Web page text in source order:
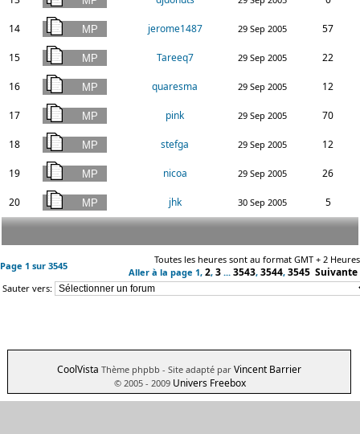
14 jerome1487 29 Sep 2005 57
15 Tareeq7 29 Sep 2005 22
16 quaresma 29 Sep 2005 12
17 pink 29 Sep 2005 70
18 stefga 29 Sep 2005 12
19 nicoa 29 Sep 2005 26
20 jhk 30 Sep 2005 5
Page 1 sur 3545
Toutes les heures sont au format GMT + 2 Heures
Aller à la page 1, 2, 3 ... 3543, 3544, 3545 Suivante
Sauter vers:
CoolVista Thème phpbb - Site adapté par Vincent Barrier
© 2005 - 2009 Univers Freebox